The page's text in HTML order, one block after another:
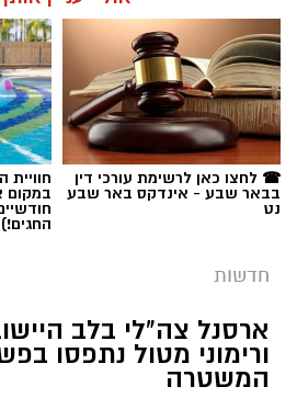
☎ לחצו כאן לרשימת עורכי דין
בבאר שבע - אינדקס באר שבע
נט
במקום
החגים!)
חדשות
ורימוני מטול נתפסו
המשטרה